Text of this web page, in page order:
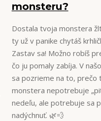
monsteru?
Dostala tvoja monstera
ty už v panike chytáš
Zastav sa! Možno robíš
čo ju pomaly zabíja. V
sa pozrieme na to, prečo
monstera nepotrebuje
nedeľu, ale potrebuje sa
nadýchnuť. 🌿💨